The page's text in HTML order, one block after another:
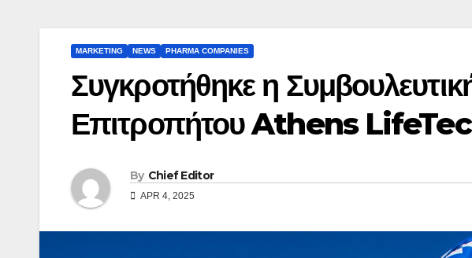
MARKETING NEWS PHARMA COMPANIES
Συγκροτήθηκε η
Επιτροπήτου Athens
By Chief Editor
APR 4, 2025